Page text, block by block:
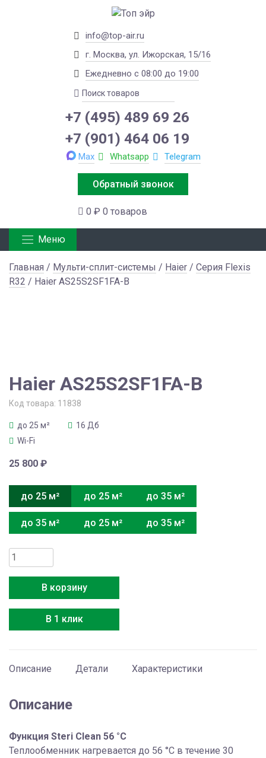
info@top-air.ru
г. Москва, ул. Ижорская, 15/16
Ежедневно с 08:00 до 19:00
+7 (495) 489 69 26
+7 (901) 464 06 19
Max Whatsapp Telegram
Обратный звонок
0 ₽ 0 товаров
Меню
Главная / Мульти-сплит-системы / Haier / Серия Flexis
R32 / Haier AS25S2SF1FA-B
Haier AS25S2SF1FA-B
Код товара: 11838
до 25 м²
16 Дб
Wi-Fi
25 800 ₽
до 25 м² до 25 м² до 35 м²
до 35 м² до 25 м² до 35 м²
Количество
товара
AS25S2SF1FA-
B
В корзину
В 1 клик
Описание Детали Характеристики
Описание
Функция Steri Clean 56 °C
Теплообменник нагревается до 56 °C в течение 30